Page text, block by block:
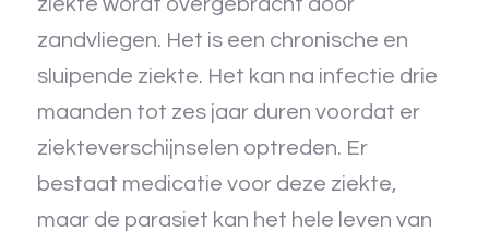
zandvliegen. Het is een chronische en
sluipende ziekte. Het kan na infectie drie
maanden tot zes jaar duren voordat er
ziekteverschijnselen optreden. Er
bestaat medicatie voor deze ziekte,
maar de parasiet kan het hele leven van